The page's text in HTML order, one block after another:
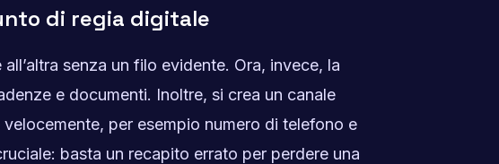
di regia digitale
senza un filo evidente. Ora, invece, la
e documenti. Inoltre, si crea un canale
per esempio numero di telefono e
basta un recapito errato per perdere una